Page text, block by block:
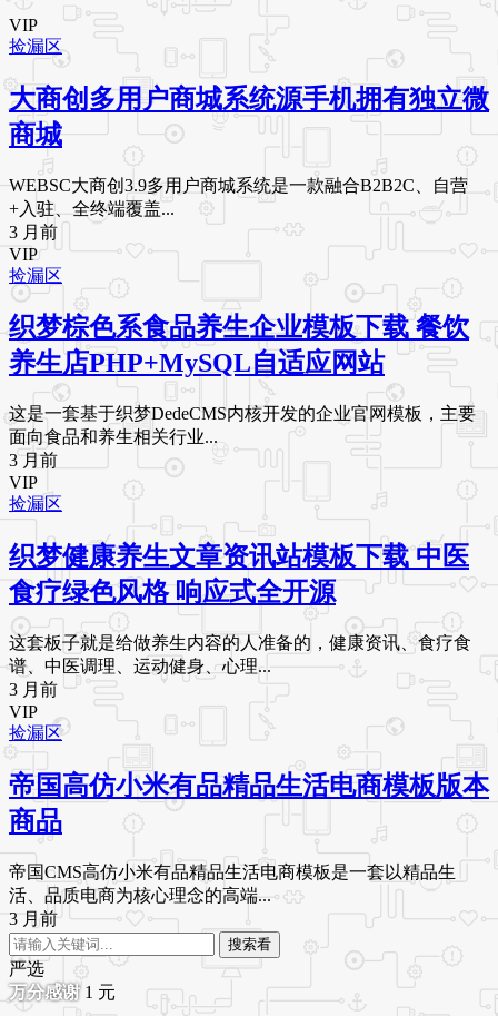
VIP
捡漏区
大商创多用户商城系统源手机拥有独立微
商城
WEBSC大商创3.9多用户商城系统是一款融合B2B2C、自营
+入驻、全终端覆盖...
3 月前
VIP
捡漏区
织梦棕色系食品养生企业模板下载 餐饮
养生店PHP+MySQL自适应网站
这是一套基于织梦DedeCMS内核开发的企业官网模板，主要
面向食品和养生相关行业...
3 月前
VIP
捡漏区
织梦健康养生文章资讯站模板下载 中医
食疗绿色风格 响应式全开源
这套板子就是给做养生内容的人准备的，健康资讯、食疗食
谱、中医调理、运动健身、心理...
3 月前
VIP
捡漏区
帝国高仿小米有品精品生活电商模板版本
商品
帝国CMS高仿小米有品精品生活电商模板是一套以精品生
活、品质电商为核心理念的高端...
3 月前
搜索看
严选
1 元